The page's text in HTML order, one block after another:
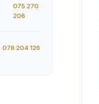
075 270
206
078 204 126